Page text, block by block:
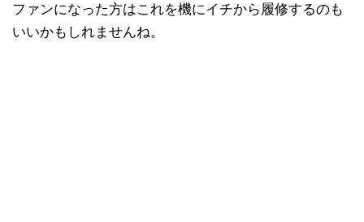
ファンになった方はこれを機にイチから履修するのも
いいかもしれませんね。